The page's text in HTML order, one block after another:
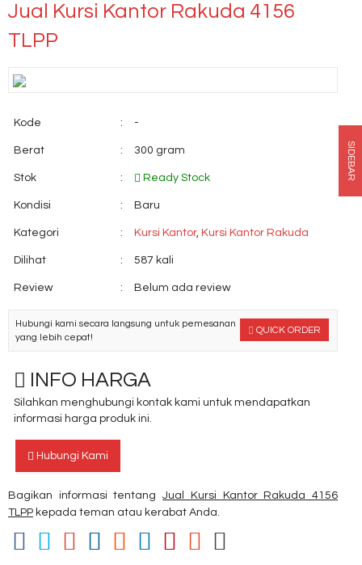
Jual Kursi Kantor Rakuda 4156
TLPP
Kode : -
Berat : 300 gram
Stok : Ready Stock
Kondisi : Baru
Kategori : Kursi Kantor, Kursi Kantor Rakuda
Dilihat : 587 kali
Review : Belum ada review
QUICK ORDER
Hubungi kami secara langsung untuk pemesanan
yang lebih cepat!
INFO HARGA
Silahkan menghubungi kontak kami untuk mendapatkan
informasi harga produk ini.
Hubungi Kami
Bagikan informasi tentangJual Kursi Kantor Rakuda 4156
TLPP kepada teman atau kerabat Anda.
SIDEBAR